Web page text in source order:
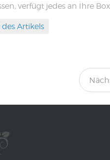
des Artikels